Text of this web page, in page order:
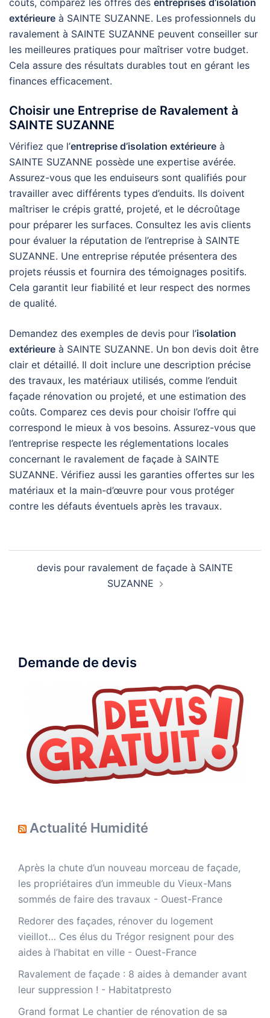
coûts, comparez les offres des entreprises d’isolation
extérieure à SAINTE SUZANNE. Les professionnels du
ravalement à SAINTE SUZANNE peuvent conseiller sur
les meilleures pratiques pour maîtriser votre budget.
Cela assure des résultats durables tout en gérant les
finances efficacement.
Choisir une Entreprise de Ravalement à
SAINTE SUZANNE
Vérifiez que l’entreprise d’isolation extérieure à
SAINTE SUZANNE possède une expertise avérée.
Assurez-vous que les enduiseurs sont qualifiés pour
travailler avec différents types d’enduits. Ils doivent
maîtriser le crépis gratté, projeté, et le décroûtage
pour préparer les surfaces. Consultez les avis clients
pour évaluer la réputation de l’entreprise à SAINTE
SUZANNE. Une entreprise réputée présentera des
projets réussis et fournira des témoignages positifs.
Cela garantit leur fiabilité et leur respect des normes
de qualité.
Demandez des exemples de devis pour l’isolation
extérieure à SAINTE SUZANNE. Un bon devis doit être
clair et détaillé. Il doit inclure une description précise
des travaux, les matériaux utilisés, comme l’enduit
façade rénovation ou projeté, et une estimation des
coûts. Comparez ces devis pour choisir l’offre qui
correspond le mieux à vos besoins. Assurez-vous que
l’entreprise respecte les réglementations locales
concernant le ravalement de façade à SAINTE
SUZANNE. Vérifiez aussi les garanties offertes sur les
matériaux et la main-d’œuvre pour vous protéger
contre les défauts éventuels après les travaux.
d’article
devis pour ravalement de façade à SAINTE
SUZANNE
Demande de devis
Actualité Humidité
Après la chute d’un nouveau morceau de façade,
les propriétaires d’un immeuble du Vieux-Mans
sommés de faire des travaux - Ouest-France
Redorer des façades, rénover du logement
vieillot… Ces élus du Trégor resignent pour des
aides à l’habitat en ville - Ouest-France
Ravalement de façade : 8 aides à demander avant
leur suppression ! - Habitatpresto
Grand format Le chantier de rénovation de sa